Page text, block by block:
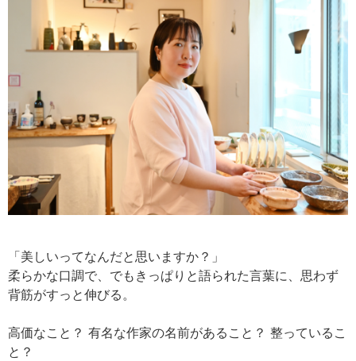
「美しいってなんだと思いますか？」
柔らかな口調で、でもきっぱりと語られた言葉に、思わず
背筋がすっと伸びる。
高価なこと？ 有名な作家の名前があること？ 整っているこ
と？